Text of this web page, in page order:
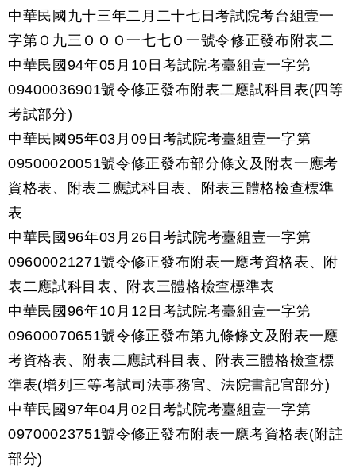
中華民國九十三年二月二十七日考試院考台組壹一
字第Ｏ九三ＯＯＯ一七七Ｏ一號令修正發布附表二
中華民國94年05月10日考試院考臺組壹一字第
09400036901號令修正發布附表二應試科目表(四等
考試部分)
中華民國95年03月09日考試院考臺組壹一字第
09500020051號令修正發布部分條文及附表一應考
資格表、附表二應試科目表、附表三體格檢查標準
表
中華民國96年03月26日考試院考臺組壹一字第
09600021271號令修正發布附表一應考資格表、附
表二應試科目表、附表三體格檢查標準表
中華民國96年10月12日考試院考臺組壹一字第
09600070651號令修正發布第九條條文及附表一應
考資格表、附表二應試科目表、附表三體格檢查標
準表(增列三等考試司法事務官、法院書記官部分)
中華民國97年04月02日考試院考臺組壹一字第
09700023751號令修正發布附表一應考資格表(附註
部分)